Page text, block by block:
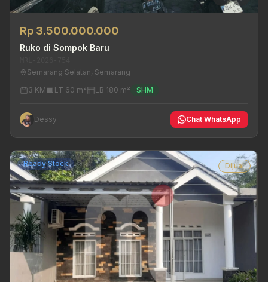
Rp 3.500.000.000
Ruko di Sompok Baru
Semarang Selatan, Semarang
3 KM
LT 60 m² LB 180 m² SHM
Dessy Chat WhatsApp
Ready Stock Dijual